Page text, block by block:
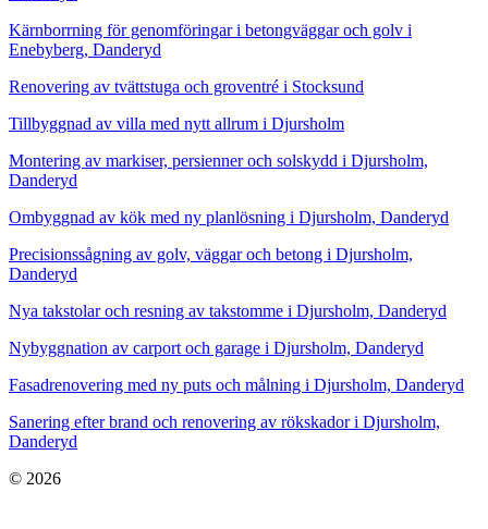
Kärnborrning för genomföringar i betongväggar och golv i
Enebyberg, Danderyd
Renovering av tvättstuga och groventré i Stocksund
Tillbyggnad av villa med nytt allrum i Djursholm
Montering av markiser, persienner och solskydd i Djursholm,
Danderyd
Ombyggnad av kök med ny planlösning i Djursholm, Danderyd
Precisionssågning av golv, väggar och betong i Djursholm,
Danderyd
Nya takstolar och resning av takstomme i Djursholm, Danderyd
Nybyggnation av carport och garage i Djursholm, Danderyd
Fasadrenovering med ny puts och målning i Djursholm, Danderyd
Sanering efter brand och renovering av rökskador i Djursholm,
Danderyd
© 2026